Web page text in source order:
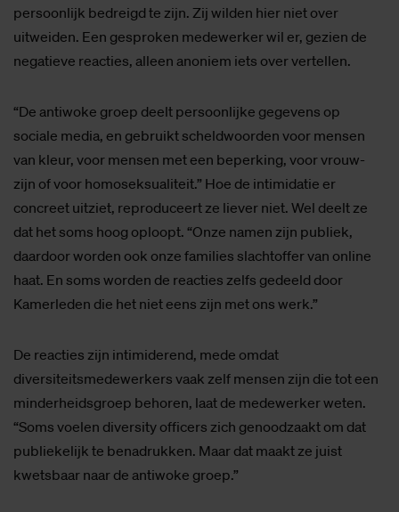
persoonlijk bedreigd te zijn. Zij wilden hier niet over
uitweiden. Een gesproken medewerker wil er, gezien de
negatieve reacties, alleen anoniem iets over vertellen.
“De antiwoke groep deelt persoonlijke gegevens op
sociale media, en gebruikt scheldwoorden voor mensen
van kleur, voor mensen met een beperking, voor vrouw-
zijn of voor homoseksualiteit.” Hoe de intimidatie er
concreet uitziet, reproduceert ze liever niet. Wel deelt ze
dat het soms hoog oploopt. “Onze namen zijn publiek,
daardoor worden ook onze families slachtoffer van online
haat. En soms worden de reacties zelfs gedeeld door
Kamerleden die het niet eens zijn met ons werk.”
De reacties zijn intimiderend, mede omdat
diversiteitsmedewerkers vaak zelf mensen zijn die tot een
minderheidsgroep behoren, laat de medewerker weten.
“Soms voelen diversity officers zich genoodzaakt om dat
publiekelijk te benadrukken. Maar dat maakt ze juist
kwetsbaar naar de antiwoke groep.”